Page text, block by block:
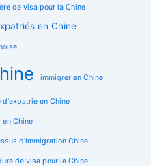
de visa pour la Chine
en Chine
immigrer en Chine
d'expatrié en Chine
en Chine
d'Immigration Chine
de visa pour la Chine